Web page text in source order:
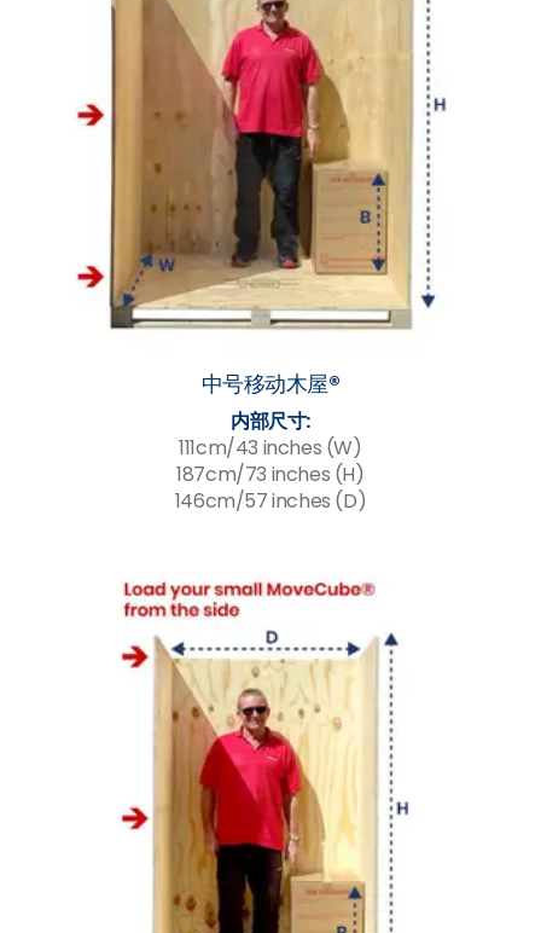
中号移动木屋®
内部尺寸:
111cm/43 inches (W)
187cm/73 inches (H)
146cm/57 inches (D)